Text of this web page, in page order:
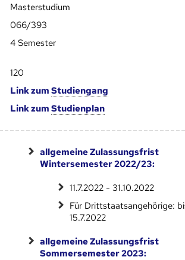
Masterstudium
066/393
4 Semester
120
Link zumStudien­gang
Link zumStudien­plan
allgemeine Zulassungsfrist
Wintersemester 2022/23:
11.7.2022 - 31.10.2022
Für Drittstaatsangehörige:
15.7.2022
allgemeine Zulassungsfrist
Sommersemester 2023: